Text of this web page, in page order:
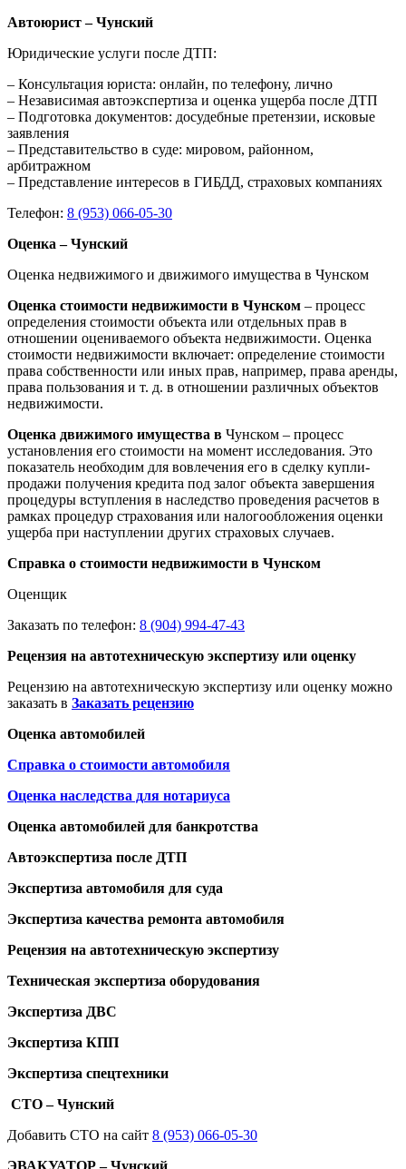
Автоюрист – Чунский
Юридические услуги после ДТП:
– Консультация юриста: онлайн, по телефону, лично
– Независимая автоэкспертиза и оценка ущерба после ДТП
– Подготовка документов: досудебные претензии, исковые
заявления
– Представительство в суде: мировом, районном,
арбитражном
– Представление интересов в ГИБДД, страховых компаниях
Телефон: 8 (953) 066-05-30
Оценка – Чунский
Оценка недвижимого и движимого имущества в Чунском
Оценка стоимости недвижимости в Чунском – процесс
определения стоимости объекта или отдельных прав в
отношении оцениваемого объекта недвижимости. Оценка
стоимости недвижимости включает: определение стоимости
права собственности или иных прав, например, права аренды,
права пользования и т. д. в отношении различных объектов
недвижимости.
Оценка движимого имущества в Чунском – процесс
установления его стоимости на момент исследования. Это
показатель необходим для вовлечения его в сделку купли-
продажи получения кредита под залог объекта завершения
процедуры вступления в наследство проведения расчетов в
рамках процедур страхования или налогообложения оценки
ущерба при наступлении других страховых случаев.
Справка о стоимости недвижимости в Чунском
Оценщик
Заказать по телефон: 8 (904) 994-47-43
Рецензия на автотехническую экспертизу или оценку
Рецензию на автотехническую экспертизу или оценку можно
заказать в Заказать рецензию
Оценка автомобилей
Справка о стоимости автомобиля
Оценка наследства для нотариуса
Оценка автомобилей для банкротства
Автоэкспертиза после ДТП
Экспертиза автомобиля для суда
Экспертиза качества ремонта автомобиля
Рецензия на автотехническую экспертизу
Техническая экспертиза оборудования
Экспертиза ДВС
Экспертиза КПП
Экспертиза спецтехники
СТО – Чунский
Добавить СТО на сайт 8 (953) 066-05-30
ЭВАКУАТОР – Чунский